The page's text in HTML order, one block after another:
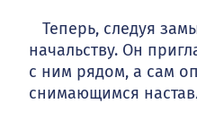
Теперь, следуя
начальству. Он
с ним рядом, а сам
снимающимся